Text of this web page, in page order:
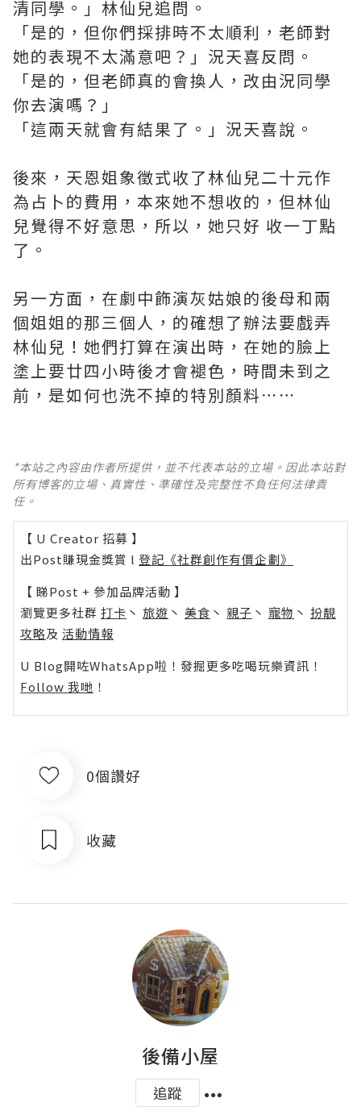
清同學。」林仙兒追問。
「是的，但你們採排時不太順利，老師對
她的表現不太滿意吧？」況天喜反問。
「是的，但老師真的會換人，改由況同學
你去演嗎？」
「這兩天就會有結果了。」況天喜說。
後來，天恩姐象徵式收了林仙兒二十元作
為占卜的費用，本來她不想收的，但林仙
兒覺得不好意思，所以，她只好 收一丁點
了。
另一方面，在劇中飾演灰姑娘的後母和兩
個姐姐的那三個人，的確想了辦法要戲弄
林仙兒！她們打算在演出時，在她的臉上
塗上要廿四小時後才會褪色，時間未到之
前，是如何也洗不掉的特別顏料⋯⋯
*本站之內容由作者所提供，並不代表本站的立場。因此本站對
所有博客的立場、真實性、準確性及完整性不負任何法律責
任。
【 U Creator 招募 】
出Post賺現金獎賞 l 登記《社群創作有價企劃》
【 睇Post + 參加品牌活動 】
瀏覽更多社群 打卡 丶 旅遊 丶 美食 丶 親子 丶 寵物 丶 扮靚
攻略及 活動情報
U Blog開咗WhatsApp啦！發掘更多吃喝玩樂資訊！
Follow 我哋 ！
0個讚好
收藏
後備小屋
追蹤